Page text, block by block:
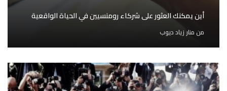
أين يمكنك العثور على شركاء رومنسيين في الحياة الواقعية
من منار زياد ديوب